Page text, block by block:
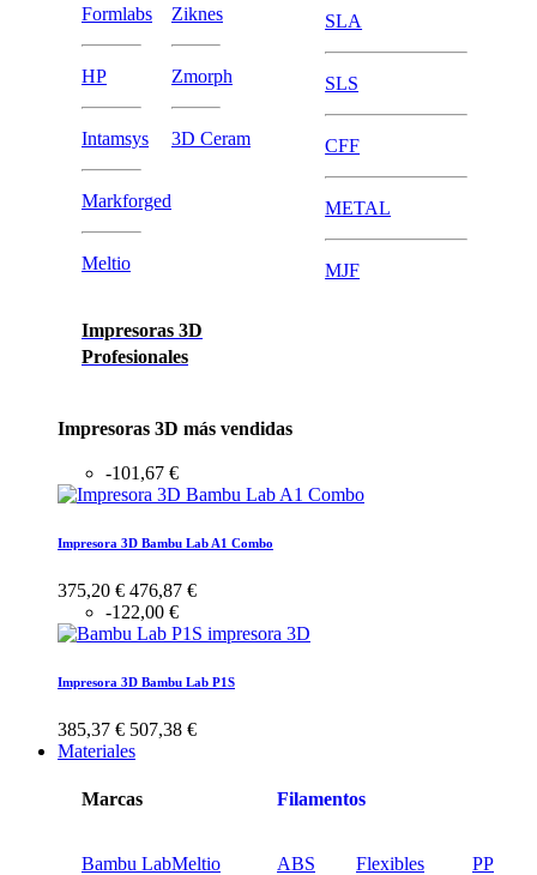
Formlabs
HP
Intamsys
Markforged
Meltio
Ziknes
Zmorph
3D Ceram
Impresoras 3D
Profesionales
SLA
SLS
CFF
METAL
MJF
Impresoras 3D más vendidas
-101,67 €
Impresora 3D Bambu Lab A1 Combo
375,20 € 476,87 €
-122,00 €
Impresora 3D Bambu Lab P1S
385,37 € 507,38 €
Materiales
Marcas
Bambu LabMeltio
Filamentos
ABS Flexibles PP